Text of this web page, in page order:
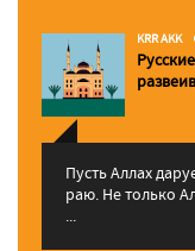
KRR AKK
Пусть Аллах
раю. Не только
...